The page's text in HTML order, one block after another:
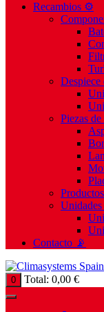
Recambios ⚙️
Despiece
Piezas
Contacto 📡
0 Total: 0,00 €